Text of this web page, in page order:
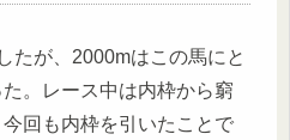
たが、2000mはこの馬にと
。レース中は内枠から窮
回も内枠を引いたことで